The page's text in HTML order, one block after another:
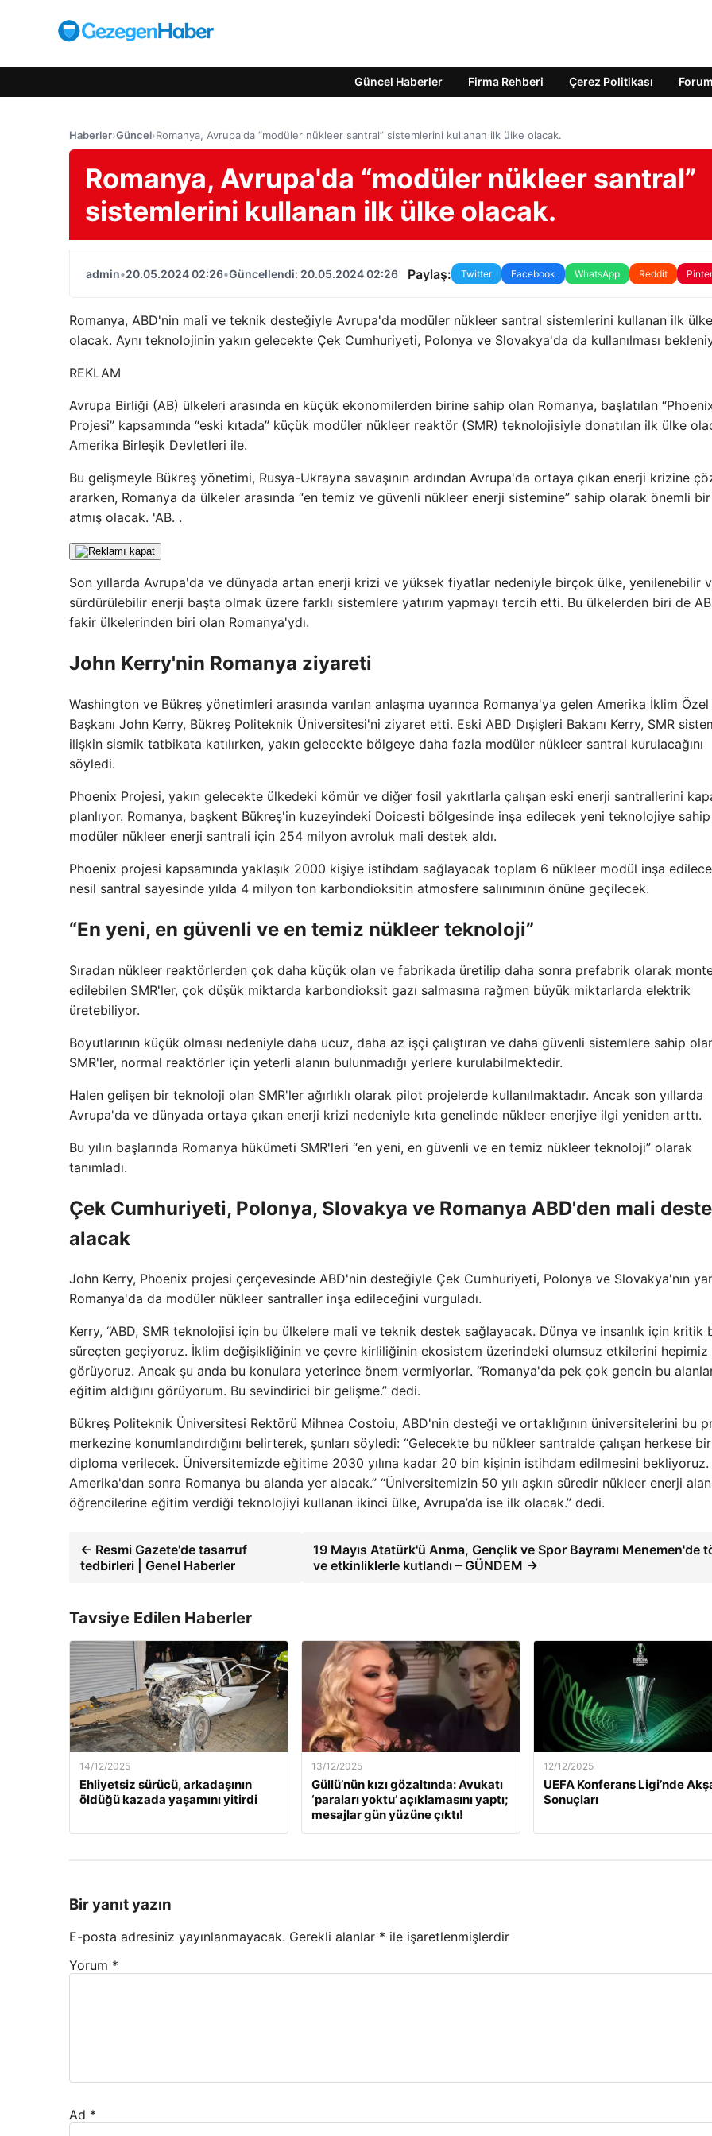
Güncel Haberler Firma Rehberi Çerez Politikası Forum
Haberler›Güncel›Romanya, Avrupa'da “modüler nükleer santral” sistemlerini kullanan ilk ülke olacak.
Romanya, Avrupa'da “modüler nükleer santral”
sistemlerini kullanan ilk ülke olacak.
admin•20.05.2024 02:26•Güncellendi: 20.05.2024 02:26 Paylaş: Twitter Facebook WhatsApp Reddit
Romanya, ABD'nin mali ve teknik desteğiyle Avrupa'da modüler nükleer santral sistemlerini kullanan ilk ülke
olacak. Aynı teknolojinin yakın gelecekte Çek Cumhuriyeti, Polonya ve Slovakya'da da kullanılması
REKLAM
Avrupa Birliği (AB) ülkeleri arasında en küçük ekonomilerden birine sahip olan Romanya, başlatılan
Projesi” kapsamında “eski kıtada” küçük modüler nükleer reaktör (SMR) teknolojisiyle donatılan ilk ülke
Amerika Birleşik Devletleri ile.
Bu gelişmeyle Bükreş yönetimi, Rusya-Ukrayna savaşının ardından Avrupa'da ortaya çıkan enerji krizine
ararken, Romanya da ülkeler arasında “en temiz ve güvenli nükleer enerji sistemine” sahip olarak önemli bir
atmış olacak. 'AB. .
Son yıllarda Avrupa'da ve dünyada artan enerji krizi ve yüksek fiyatlar nedeniyle birçok ülke, yenilenebilir
sürdürülebilir enerji başta olmak üzere farklı sistemlere yatırım yapmayı tercih etti. Bu ülkelerden biri de
fakir ülkelerinden biri olan Romanya'ydı.
John Kerry'nin Romanya ziyareti
Washington ve Bükreş yönetimleri arasında varılan anlaşma uyarınca Romanya'ya gelen Amerika İklim Özel
Başkanı John Kerry, Bükreş Politeknik Üniversitesi'ni ziyaret etti. Eski ABD Dışişleri Bakanı Kerry, SMR
ilişkin sismik tatbikata katılırken, yakın gelecekte bölgeye daha fazla modüler nükleer santral kurulacağını
söyledi.
Phoenix Projesi, yakın gelecekte ülkedeki kömür ve diğer fosil yakıtlarla çalışan eski enerji santrallerini
planlıyor. Romanya, başkent Bükreş'in kuzeyindeki Doicesti bölgesinde inşa edilecek yeni teknolojiye
modüler nükleer enerji santrali için 254 milyon avroluk mali destek aldı.
Phoenix projesi kapsamında yaklaşık 2000 kişiye istihdam sağlayacak toplam 6 nükleer modül inşa
nesil santral sayesinde yılda 4 milyon ton karbondioksitin atmosfere salınımının önüne geçilecek.
“En yeni, en güvenli ve en temiz nükleer teknoloji”
Sıradan nükleer reaktörlerden çok daha küçük olan ve fabrikada üretilip daha sonra prefabrik olarak
edilebilen SMR'ler, çok düşük miktarda karbondioksit gazı salmasına rağmen büyük miktarlarda elektrik
üretebiliyor.
Boyutlarının küçük olması nedeniyle daha ucuz, daha az işçi çalıştıran ve daha güvenli sistemlere sahip
SMR'ler, normal reaktörler için yeterli alanın bulunmadığı yerlere kurulabilmektedir.
Halen gelişen bir teknoloji olan SMR'ler ağırlıklı olarak pilot projelerde kullanılmaktadır. Ancak son yıllarda
Avrupa'da ve dünyada ortaya çıkan enerji krizi nedeniyle kıta genelinde nükleer enerjiye ilgi yeniden arttı.
Bu yılın başlarında Romanya hükümeti SMR'leri “en yeni, en güvenli ve en temiz nükleer teknoloji” olarak
tanımladı.
Çek Cumhuriyeti, Polonya, Slovakya ve Romanya ABD'den mali
alacak
John Kerry, Phoenix projesi çerçevesinde ABD'nin desteğiyle Çek Cumhuriyeti, Polonya ve Slovakya'nın
Romanya'da da modüler nükleer santraller inşa edileceğini vurguladı.
Kerry, “ABD, SMR teknolojisi için bu ülkelere mali ve teknik destek sağlayacak. Dünya ve insanlık için kritik
süreçten geçiyoruz. İklim değişikliğinin ve çevre kirliliğinin ekosistem üzerindeki olumsuz etkilerini hepimiz
görüyoruz. Ancak şu anda bu konulara yeterince önem vermiyorlar. “Romanya'da pek çok gencin bu
eğitim aldığını görüyorum. Bu sevindirici bir gelişme.” dedi.
Bükreş Politeknik Üniversitesi Rektörü Mihnea Costoiu, ABD'nin desteği ve ortaklığının üniversitelerini bu
merkezine konumlandırdığını belirterek, şunları söyledi: “Gelecekte bu nükleer santralde çalışan herkese bir
diploma verilecek. Üniversitemizde eğitime 2030 yılına kadar 20 bin kişinin istihdam edilmesini bekliyoruz.
Amerika'dan sonra Romanya bu alanda yer alacak.” “Üniversitemizin 50 yılı aşkın süredir nükleer enerji
öğrencilerine eğitim verdiği teknolojiyi kullanan ikinci ülke, Avrupa’da ise ilk olacak.” dedi.
← Resmi Gazete'de tasarruf
tedbirleri | Genel Haberler
19 Mayıs Atatürk'ü Anma, Gençlik ve Spor Bayramı Menemen'de
ve etkinliklerle kutlandı – GÜNDEM →
Tavsiye Edilen Haberler
14/12/2025
Ehliyetsiz sürücü, arkadaşının
öldüğü kazada yaşamını yitirdi
13/12/2025
Güllü’nün kızı gözaltında: Avukatı
‘paraları yoktu’ açıklamasını yaptı;
mesajlar gün yüzüne çıktı!
12/12/2025
UEFA Konferans Ligi’nde
Sonuçları
Bir yanıt yazın
E-posta adresiniz yayınlanmayacak. Gerekli alanlar * ile işaretlenmişlerdir
Yorum *
Ad *